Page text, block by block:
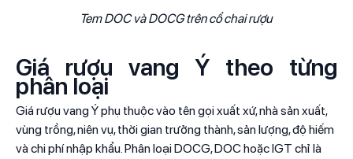
Tem DOC và DOCG trên cổ chai rượu
Giá rượu vang Ý theo từng
phân loại
Giá rượu vang Ý phụ thuộc vào tên gọi xuất xứ, nhà sản xuất,
vùng trồng, niên vụ, thời gian trưởng thành, sản lượng, độ hiếm
và chi phí nhập khẩu. Phân loại DOCG, DOC hoặc IGT chỉ là